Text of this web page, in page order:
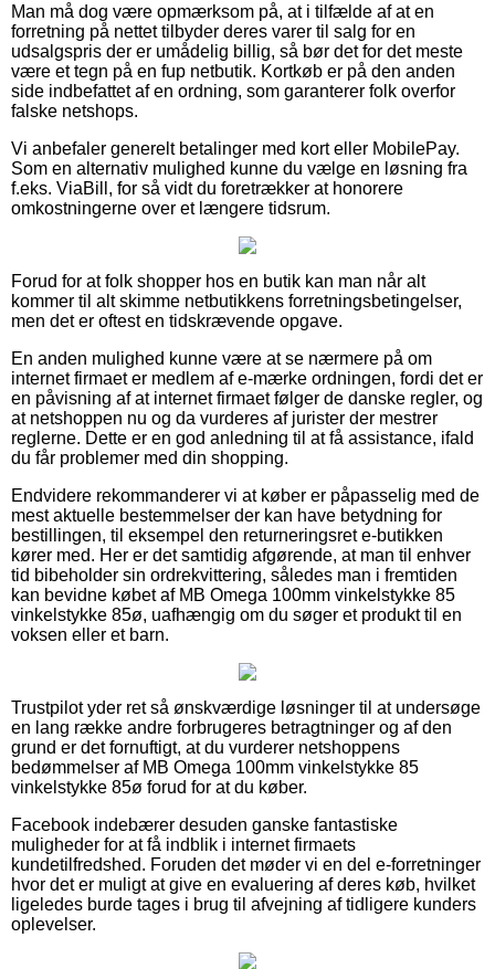
Man må dog være opmærksom på, at i tilfælde af at en
forretning på nettet tilbyder deres varer til salg for en
udsalgspris der er umådelig billig, så bør det for det meste
være et tegn på en fup netbutik. Kortkøb er på den anden
side indbefattet af en ordning, som garanterer folk overfor
falske netshops.
Vi anbefaler generelt betalinger med kort eller MobilePay.
Som en alternativ mulighed kunne du vælge en løsning fra
f.eks. ViaBill, for så vidt du foretrækker at honorere
omkostningerne over et længere tidsrum.
Forud for at folk shopper hos en butik kan man når alt
kommer til alt skimme netbutikkens forretningsbetingelser,
men det er oftest en tidskrævende opgave.
En anden mulighed kunne være at se nærmere på om
internet firmaet er medlem af e-mærke ordningen, fordi det er
en påvisning af at internet firmaet følger de danske regler, og
at netshoppen nu og da vurderes af jurister der mestrer
reglerne. Dette er en god anledning til at få assistance, ifald
du får problemer med din shopping.
Endvidere rekommanderer vi at køber er påpasselig med de
mest aktuelle bestemmelser der kan have betydning for
bestillingen, til eksempel den returneringsret e-butikken
kører med. Her er det samtidig afgørende, at man til enhver
tid bibeholder sin ordrekvittering, således man i fremtiden
kan bevidne købet af MB Omega 100mm vinkelstykke 85
vinkelstykke 85ø, uafhængig om du søger et produkt til en
voksen eller et barn.
Trustpilot yder ret så ønskværdige løsninger til at undersøge
en lang række andre forbrugeres betragtninger og af den
grund er det fornuftigt, at du vurderer netshoppens
bedømmelser af MB Omega 100mm vinkelstykke 85
vinkelstykke 85ø forud for at du køber.
Facebook indebærer desuden ganske fantastiske
muligheder for at få indblik i internet firmaets
kundetilfredshed. Foruden det møder vi en del e-forretninger
hvor det er muligt at give en evaluering af deres køb, hvilket
ligeledes burde tages i brug til afvejning af tidligere kunders
oplevelser.